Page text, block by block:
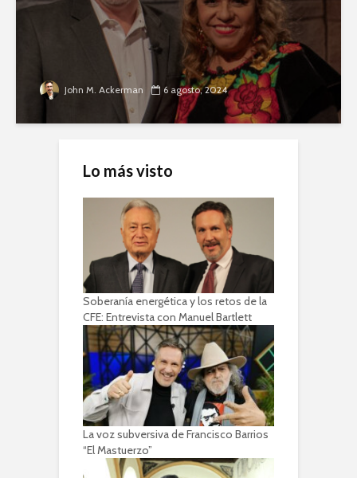
John M. Ackerman 6 agosto, 2024
Lo más visto
Soberanía energética y los retos de la
CFE: Entrevista con Manuel Bartlett
La voz subversiva de Francisco Barrios
“El Mastuerzo”